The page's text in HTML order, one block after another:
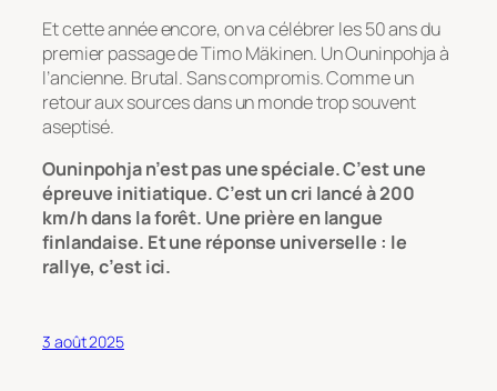
Et cette année encore, on va célébrer les 50 ans du
premier passage de Timo Mäkinen. Un Ouninpohja à
l’ancienne. Brutal. Sans compromis. Comme un
retour aux sources dans un monde trop souvent
aseptisé.
Ouninpohja n’est pas une spéciale. C’est une
épreuve initiatique. C’est un cri lancé à 200
km/h dans la forêt. Une prière en langue
finlandaise. Et une réponse universelle : le
rallye, c’est ici.
3 août 2025